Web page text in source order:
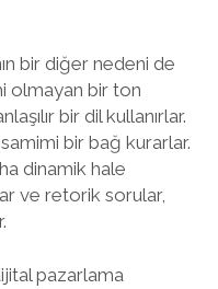
bir diğer nedeni de
olmayan bir ton
bir dil kullanırlar.
bir bağ kurarlar.
dinamik hale
ve retorik sorular,
pazarlama